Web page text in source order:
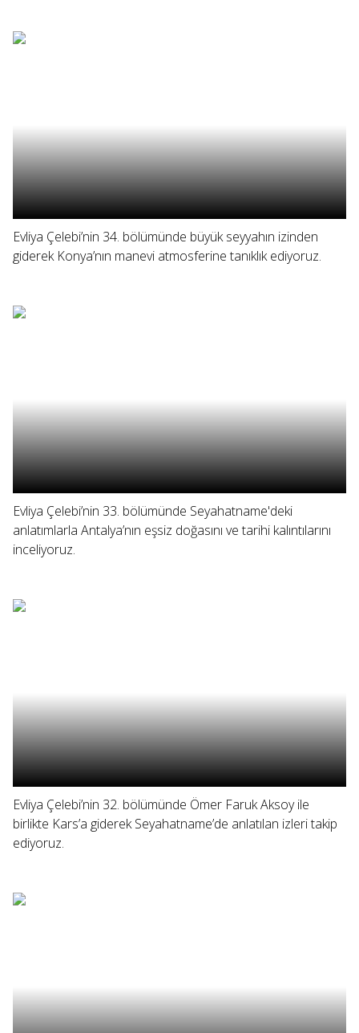
Evliya Çelebi’nin 34. bölümünde büyük seyyahın izinden
giderek Konya’nın manevi atmosferine tanıklık ediyoruz.
Evliya Çelebi’nin 33. bölümünde Seyahatname'deki
anlatımlarla Antalya’nın eşsiz doğasını ve tarihi kalıntılarını
inceliyoruz.
Evliya Çelebi’nin 32. bölümünde Ömer Faruk Aksoy ile
birlikte Kars’a giderek Seyahatname’de anlatılan izleri takip
ediyoruz.